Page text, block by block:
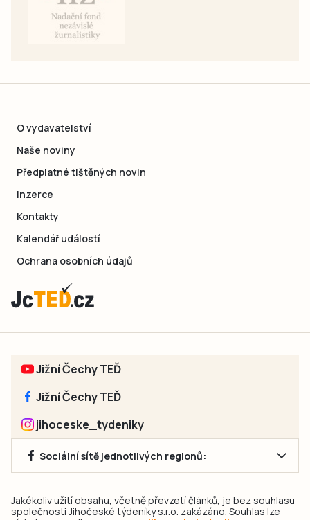
O vydavatelství
Naše noviny
Předplatné tištěných novin
Inzerce
Kontakty
Kalendář událostí
Ochrana osobních údajů
Jižní Čechy TEĎ
Jižní Čechy TEĎ
jihoceske_tydeniky
Sociální sítě jednotlivých regionů:
Jakékoliv užití obsahu, včetně převzetí článků, je bez souhlasu
společnosti Jihočeské týdeníky s.r.o. zakázáno. Souhlas lze